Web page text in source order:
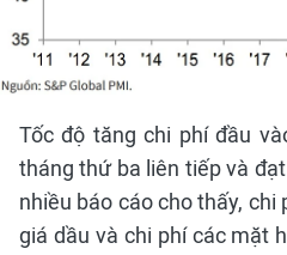
Tốc độ tăng chi phí đầu
tháng thứ ba liên tiếp và
nhiều báo cáo cho thấy, chi
giá dầu và chi phí các mặt